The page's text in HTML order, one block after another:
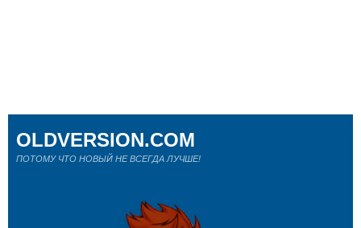
OLDVERSION.COM
ПОТОМУ ЧТО НОВЫЙ НЕ ВСЕГДА ЛУЧШЕ!